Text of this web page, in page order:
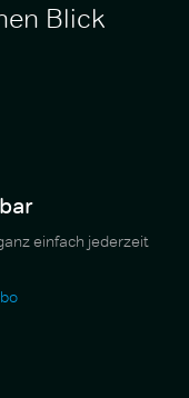
Blick
einfach jederzeit